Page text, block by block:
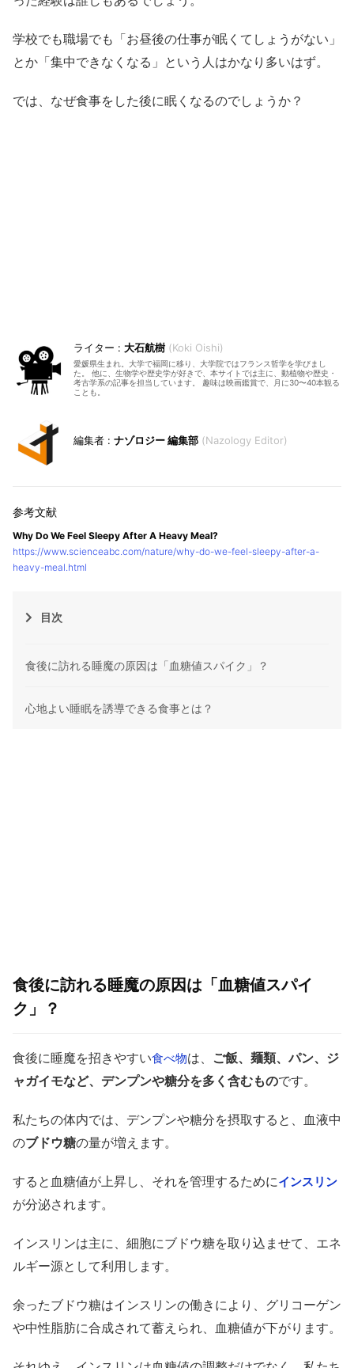
学校でも職場でも「お昼後の仕事が眠くてしょうがない」
とか「集中できなくなる」という人はかなり多いはず。
では、なぜ食事をした後に眠くなるのでしょうか？
大石航樹 Koki Oishi
愛媛県生まれ。大学で福岡に移り、大学院ではフランス哲学を学びまし
た。 他に、生物学や歴史学が好きで、本サイトでは主に、動植物や歴史・
考古学系の記事を担当しています。 趣味は映画鑑賞で、月に30〜40本観る
ことも。
ナゾロジー 編集部 Nazology Editor
Why Do We Feel Sleepy After A Heavy Meal?
https://www.scienceabc.com/nature/why-do-we-feel-sleepy-after-a-
heavy-meal.html
目次
食後に訪れる睡魔の原因は「血糖値スパイク」？
心地よい睡眠を誘導できる食事とは？
食後に訪れる睡魔の原因は「血糖値スパイ
ク」？
食後に睡魔を招きやすい食べ物は、 ご飯、麺類、パン、ジ
ャガイモなど、デンプンや糖分を多く含むものです。
私たちの体内では、デンプンや糖分を摂取すると、血液中
のブドウ糖の量が増えます。
すると血糖値が上昇し、それを管理するためにインスリン
が分泌されます。
インスリンは主に、細胞にブドウ糖を取り込ませて、エネ
ルギー源として利用します。
余ったブドウ糖はインスリンの働きにより、グリコーゲン
や中性脂肪に合成されて蓄えられ、血糖値が下がります。